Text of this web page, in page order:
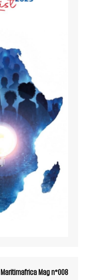
Maritimafrica Mag n°008